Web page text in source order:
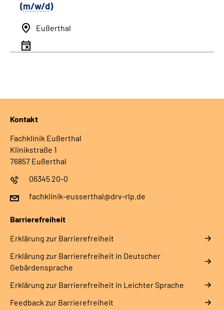
(m/w/d)
Eußerthal
Kontakt
Fachklinik Eußerthal
Klinikstraße 1
76857 Eußerthal
06345 20-0
fachklinik-eusserthal@drv-rlp.de
Barrierefreiheit
Erklärung zur Barrierefreiheit
Erklärung zur Barrierefreiheit in Deutscher
Gebärdensprache
Erklärung zur Barrierefreiheit in Leichter Sprache
Feedback zur Barrierefreiheit